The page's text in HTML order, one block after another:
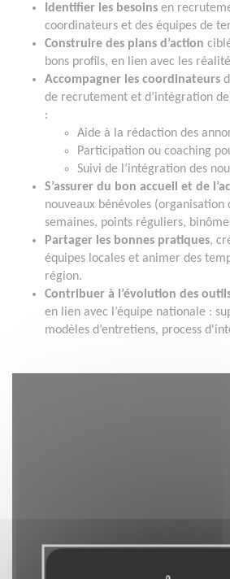
Identifier les besoins en
coordinateurs et des équipes de
Construire des plans d’action
bons profils, en lien avec les
Accompagner les coordinateurs
de recrutement et d’intégration
:
Aide à la rédaction des
Participation ou coaching
Suivi de l’intégration des
S’assurer du bon accueil et de
nouveaux bénévoles (organisation
semaines, points réguliers,
Partager les bonnes pratiques,
équipes locales et animer des
région.
Contribuer à l’évolution des
en lien avec l’équipe nationale :
modèles d’entretiens, process